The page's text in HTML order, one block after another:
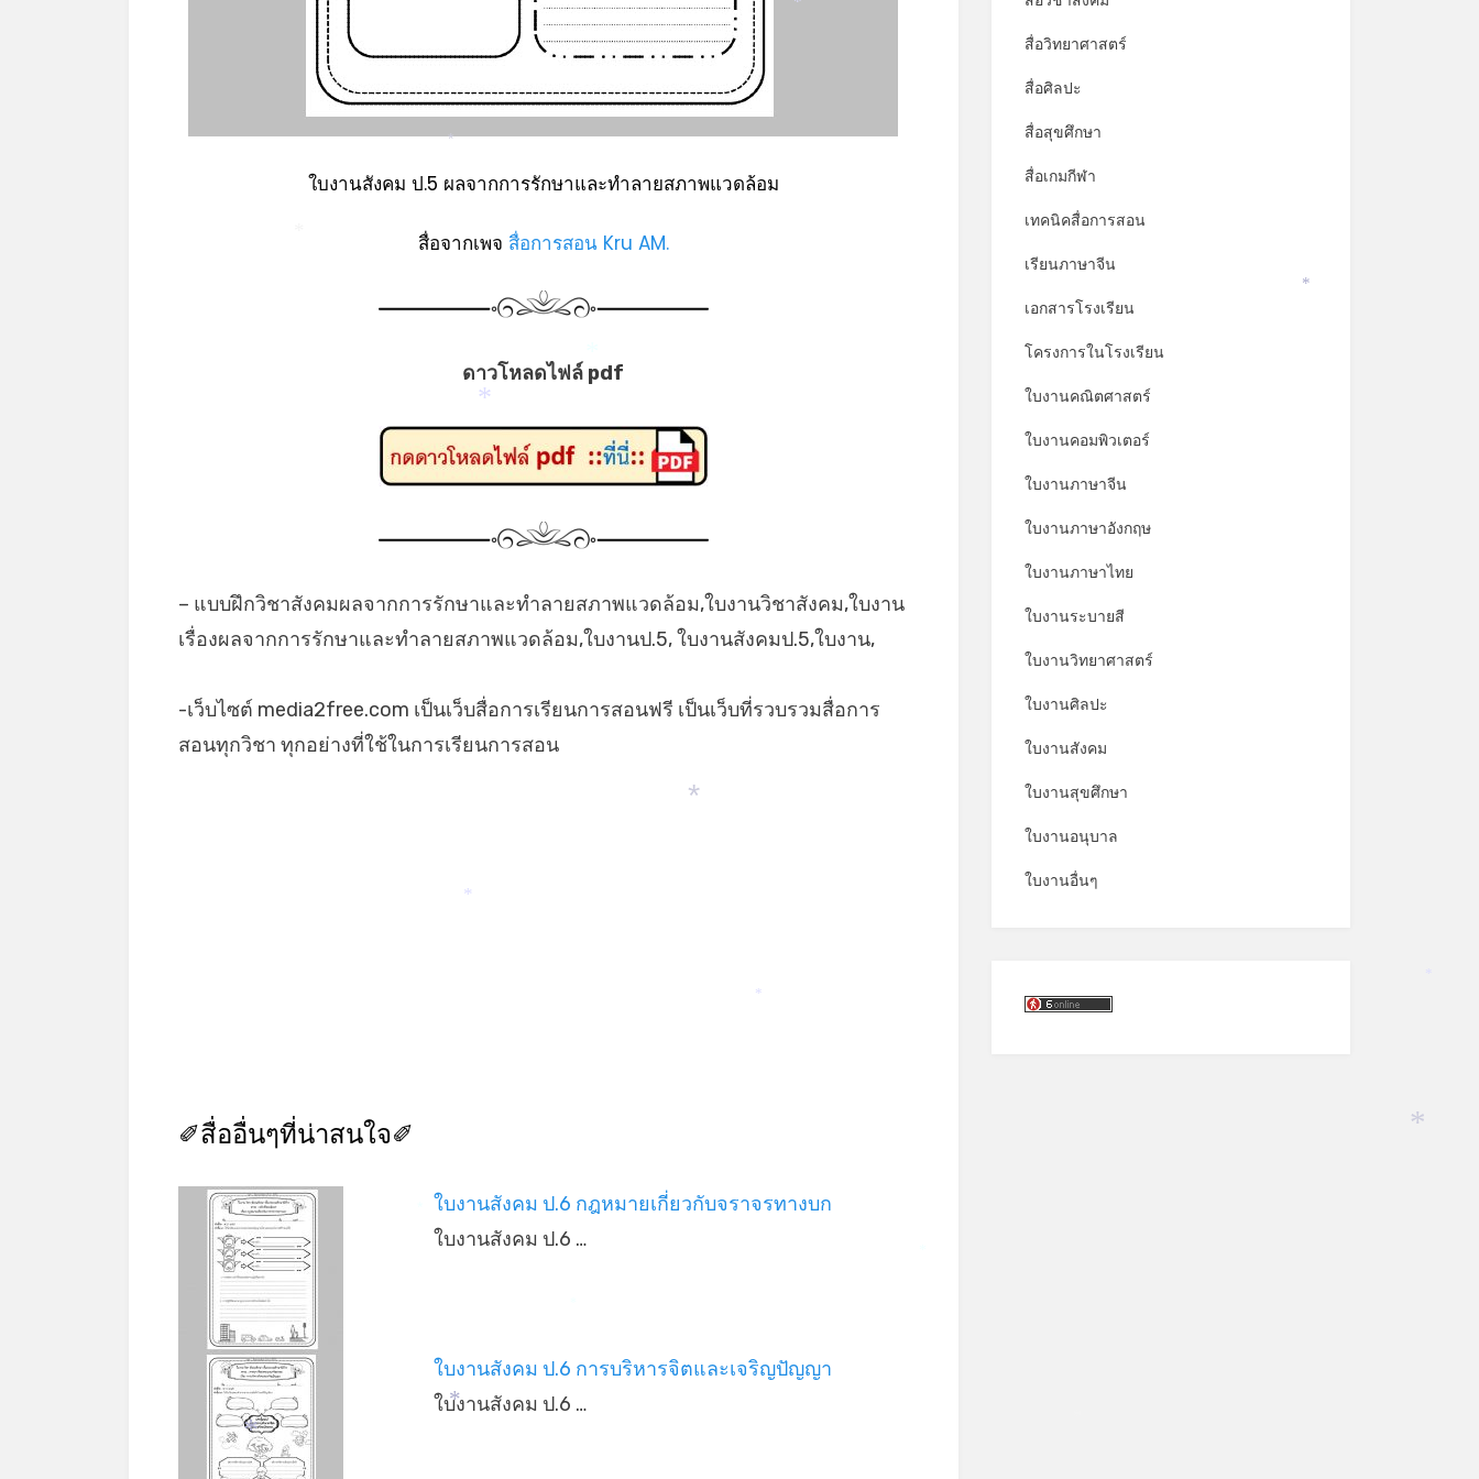
ใบงานสังคม ป.5 ผลจากการรักษาและทำลายสภาพแวดล้อม
สื่อจากเพจ สื่อการสอน Kru AM.
ดาวโหลดไฟล์ pdf
– แบบฝึกวิชาสังคมผลจากการรักษาและทำลายสภาพแวดล้อม,ใบงานวิชาสังคม,ใบงาน
เรื่องผลจากการรักษาและทำลายสภาพแวดล้อม,ใบงานป.5, ใบงานสังคมป.5,ใบงาน,
-เว็บไซต์ media2free.com เป็นเว็บสื่อการเรียนการสอนฟรี เป็นเว็บที่รวบรวมสื่อการ
สอนทุกวิชา ทุกอย่างที่ใช้ในการเรียนการสอน
✐สื่ออื่นๆที่น่าสนใจ✐
ใบงานสังคม ป.6 กฎหมายเกี่ยวกับจราจรทางบก
ใบงานสังคม ป.6 …
ใบงานสังคม ป.6 การบริหารจิตและเจริญปัญญา
ใบงานสังคม ป.6 …
สื่อวิทยาศาสตร์
สื่อศิลปะ
สื่อสุขศึกษา
สื่อเกมกีฬา
เทคนิคสื่อการสอน
เรียนภาษาจีน
เอกสารโรงเรียน
โครงการในโรงเรียน
ใบงานคณิตศาสตร์
ใบงานคอมพิวเตอร์
ใบงานภาษาจีน
ใบงานภาษาอังกฤษ
ใบงานภาษาไทย
ใบงานระบายสี
ใบงานวิทยาศาสตร์
ใบงานศิลปะ
ใบงานสังคม
ใบงานสุขศึกษา
ใบงานอนุบาล
ใบงานอื่นๆ
*